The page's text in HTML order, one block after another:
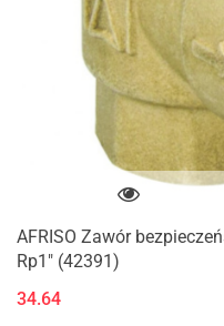
AFRISO Zawór
Rp1" (42391)
34.64